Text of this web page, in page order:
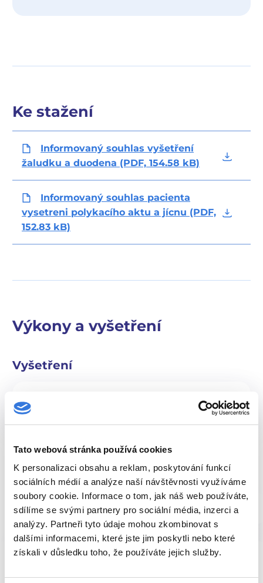
Tato webová stránka používá cookies
K personalizaci obsahu a reklam, poskytování funkcí
sociálních médií a analýze naší návštěvnosti využíváme
soubory cookie. Informace o tom, jak náš web používáte,
sdílíme se svými partnery pro sociální média, inzerci a
analýzy. Partneři tyto údaje mohou zkombinovat s
dalšími informacemi, které jste jim poskytli nebo které
získali v důsledku toho, že používáte jejich služby.
Ke stažení
Informovaný souhlas vyšetření
žaludku a duodena (PDF, 154.58 kB)
Informovaný souhlas pacienta
vysetreni polykacího aktu a jícnu (PDF,
152.83 kB)
Výkony a vyšetření
Vyšetření
Skiaskopické vyšetření jícnu, hltanu,
duodena a tenkého střeva
Recenze pacientů